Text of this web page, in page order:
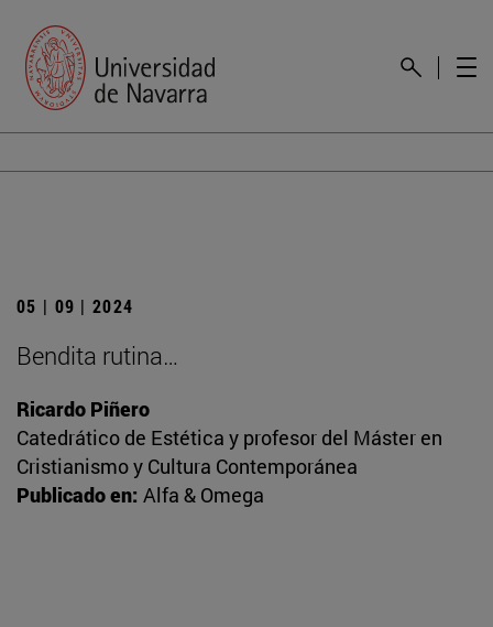
05 | 09 | 2024
Bendita rutina…
Ricardo Piñero
Catedrático de Estética y profesor del Máster en
Cristianismo y Cultura Contemporánea
Publicado en: Alfa & Omega